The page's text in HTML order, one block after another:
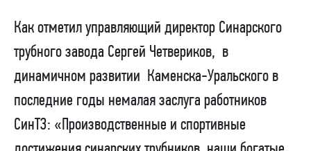
Как отметил управляющий директор Синарского
трубного завода Сергей Четвериков, в
динамичном развитии Каменска-Уральского в
последние годы немалая заслуга работников
СинТЗ: «Производственные и спортивные